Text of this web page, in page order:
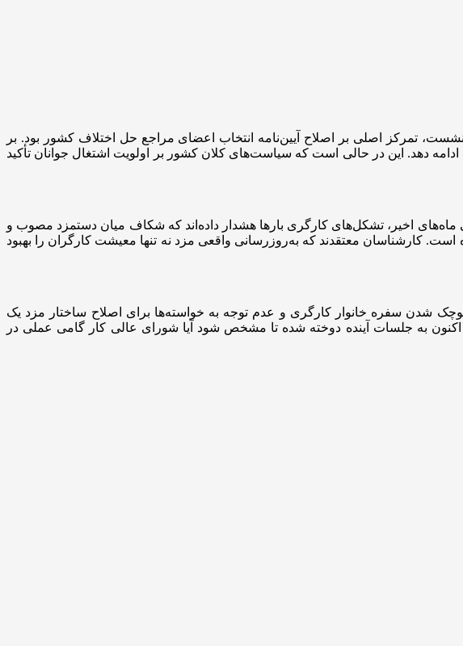
شرکای اجتماعی برگزار شد. در این نشست، تمرکز اصلی بر اصلاح آیین‌نامه انتخاب اعضای مراجع حل اختلاف کشور بود. بر
دهد. این در حالی است که سیاست‌های کلان کشور بر اولویت اشتغال جوانان تأکید
اخیر، تشکل‌های کارگری بارها هشدار داده‌اند که شکاف میان دستمزد مصوب و
کارشناسان معتقدند که به‌روز‌رسانی واقعی مزد نه تنها معیشت کارگران را بهبود
شدن سفره خانوار کارگری و عدم توجه به خواسته‌ها برای اصلاح ساختار مزد یک
به جلسات آینده دوخته شده تا مشخص شود آیا شورای عالی کار گامی عملی در